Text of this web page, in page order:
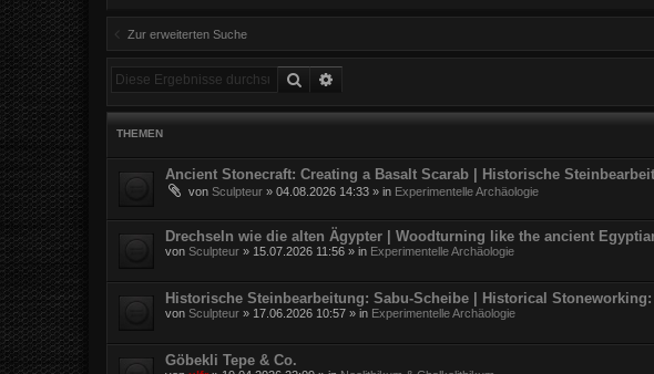
Zur erweiterten Suche
Suche
THEMEN
Ancient Stonecraft: Creating a Basalt Scarab | Historische
von Sculpteur » 04.08.2026 14:33 » in Experimentelle Archäologie
Drechseln wie die alten Ägypter | Woodturning like the ancient
von Sculpteur » 15.07.2026 11:56 » in Experimentelle Archäologie
Historische Steinbearbeitung: Sabu-Scheibe | Historical
von Sculpteur » 17.06.2026 10:57 » in Experimentelle Archäologie
Göbekli Tepe & Co.